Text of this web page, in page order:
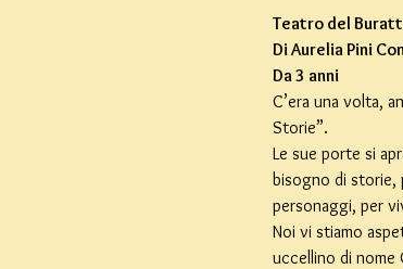
Teatro del
Di Aurelia Pini
Da 3 anni
C’era una volta,
Storie”.
Le sue porte si
bisogno di storie,
personaggi, per
Noi vi stiamo
uccellino di nome